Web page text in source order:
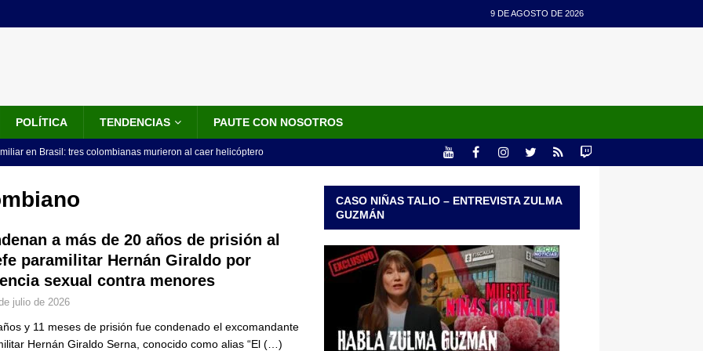
9 DE AGOSTO DE 2026
POLÍTICA TENDENCIAS PAUTE CON NOSOTROS
en Brasil: tres colombianas murieron al caer helicóptero
18 ministros que posesionó Abelardo De La Espriella: nombres,
de De La Espriella: trasladan a 117 presos de alto perfil; estos
anuncia paquete de US$1.000 millones para fortalecer la
de la Espriella LO ÚLTIMO
a más de 20 años de prisión al
paramilitar Hernán Giraldo por
sexual contra menores
julio de 2026
y 11 meses de prisión fue condenado el excomandante
Hernán Giraldo Serna, conocido como alias “El (…)
CASO NIÑAS TALIO – ENTREVISTA ZULMA
GUZMÁN